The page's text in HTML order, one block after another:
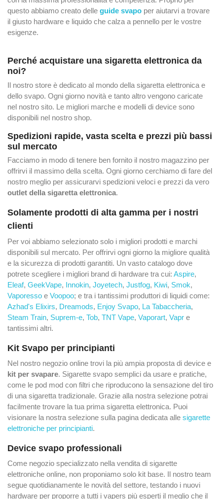
questo abbiamo creato delle guide svapo per aiutarvi a trovare
il giusto hardware e liquido che calza a pennello per le vostre
esigenze.
Perché acquistare una sigaretta elettronica da
noi?
Il nostro store è dedicato al mondo della sigaretta elettronica e
dello svapo. Ogni giorno novità e tanto altro vengono caricate
nel nostro sito. Le migliori marche e modelli di device sono
disponibili nel nostro shop.
Spedizioni rapide, vasta scelta e prezzi più bassi
sul mercato
Facciamo in modo di tenere ben fornito il nostro magazzino per
offrirvi il massimo della scelta. Ogni giorno cerchiamo di fare del
nostro meglio per assicurarvi spedizioni veloci e prezzi da vero
outlet della sigaretta elettronica.
Solamente prodotti di alta gamma per i nostri
clienti
Per voi abbiamo selezionato solo i migliori prodotti e marchi
disponibili sul mercato. Per offrirvi ogni giorno la migliore qualità
e la sicurezza di prodotti garantiti. Un vasto catalogo dove
potrete scegliere i migliori brand di hardware tra cui: Aspire,
Eleaf, GeekVape, Innokin, Joyetech, Justfog, Kiwi, Smok,
Vaporesso e Voopoo; e tra i tantissimi produttori di liquidi come:
Azhad's Elixirs, Dreamods, Enjoy Svapo, La Tabaccheria,
Steam Train, Suprem-e, Tob, TNT Vape, Vaporart, Vapr e
tantissimi altri.
Kit Svapo per principianti
Nel nostro negozio online trovi la più ampia proposta di device e
kit per svapare. Sigarette svapo semplici da usare e pratiche,
come le pod mod con filtri che riproducono la sensazione del tiro
di una sigaretta tradizionale. Grazie alla nostra selezione potrai
facilmente trovare la tua prima sigaretta elettronica. Puoi
visionare la nostra selezione sulla pagina dedicata alle sigarette
elettroniche per principianti.
Device svapo professionali
Come negozio specializzato nella vendita di sigarette
elettroniche online, non proponiamo solo kit base. Il nostro team
segue quotidianamente le novità del settore, testando i nuovi
hardware per proporre a tutti i vapers più esperti il meglio che il